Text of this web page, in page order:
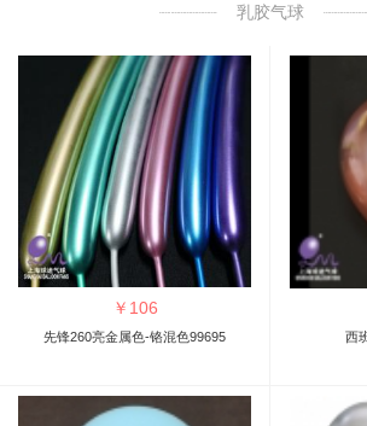
乳胶气球
￥ 106
先锋260亮金属色-铬混色99695 西